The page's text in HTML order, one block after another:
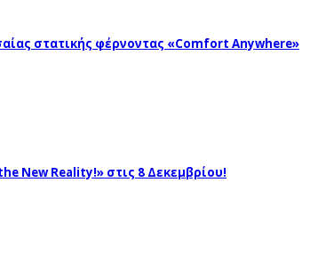
στατικής φέρνοντας «Comfort Anywhere»
New Reality!» στις 8 Δεκεμβρίου!